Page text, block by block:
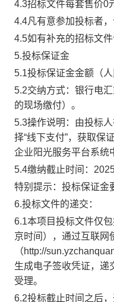
4.3招标文件每套售价0
4.4凡有意参加投标者
4.5如有补充的招标文
5.投标保证金
5.1投标保证金金额（人
5.2交纳方式：银行电
的现场缴付）。
5.3操作说明：由投标
择“线下支付”，获取保
企业阳光服务平台系统
5.4缴纳截止时间：
特别提示：投标保证金
6.投标文件的递交 ：
6.1本项目投标文件仅
京时间），通过互联网
（http://
生成电子签收凭证，递
受理。
6.2投标截止时间之后